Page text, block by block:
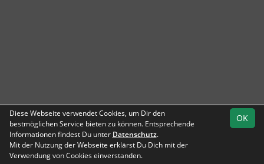
Team
OK
Diese Webseite verwendet Cookies, um Dir den
bestmöglichen Service bieten zu können. Entsprechende
Informationen findest Du unter Datenschutz.
Mit der Nutzung der Webseite erklärst Du Dich mit der
Verwendung von Cookies einverstanden.